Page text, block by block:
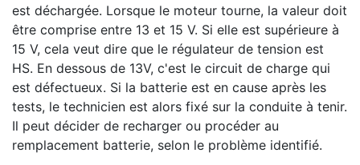
est déchargée. Lorsque le moteur tourne, la valeur doit
être comprise entre 13 et 15 V. Si elle est supérieure à
15 V, cela veut dire que le régulateur de tension est
HS. En dessous de 13V, c'est le circuit de charge qui
est défectueux. Si la batterie est en cause après les
tests, le technicien est alors fixé sur la conduite à tenir.
Il peut décider de recharger ou procéder au
remplacement batterie, selon le problème identifié.